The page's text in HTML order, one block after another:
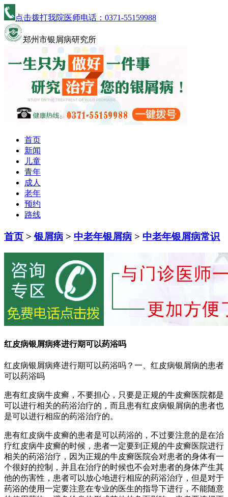
点击拨打我院医师电话： 0371-55159988
郑州市银屑病研究所
首页
新闻
儿童
青年
成人
老年
预约
路线
首页 >银屑病 > 中老年银屑病 > 中老年银屑病常识
红皮病银屑病疼进行期可以药浴吗
红皮病银屑病疼进行期可以药浴吗？一、红皮病银屑病的患者
可以药浴吗
患有红皮病牛皮癣，不要担心，只要是正规的牛皮癣医院都是
可以进行相关的药浴治疗的，而且患有红皮病银屑病的患者也
是可以进行相应的药浴治疗的。
患有红皮病牛皮癣的患者是可以药浴的，不过要注意的是在治
疗红皮病牛皮癣的时候，患者一定要到正规的牛皮癣医院进行
相关的药浴治疗，因为正规的牛皮癣医院会对患者的身体有一
个很好的控制，并且在治疗的时候也不会对患者的身体产生其
他的伤害性，患者可以放心地进行相应的药浴治疗，但是对于
药浴的使用一定要注意在专业的医生的指导下进行，不能随意